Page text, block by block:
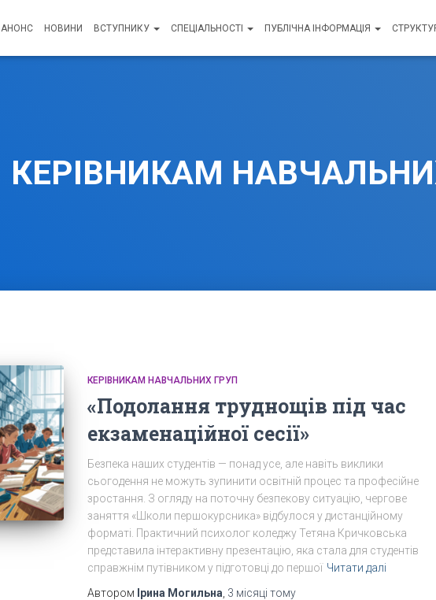
АНОНС НОВИНИ ВСТУПНИКУ СПЕЦІАЛЬНОСТІ ПУБЛІЧНА ІНФОРМАЦІЯ
КЕРІВНИКАМ
КЕРІВНИКАМ НАВЧАЛЬНИХ ГРУП
«Подолання труднощів під час
екзаменаційної сесії»
Безпека наших студентів — понад усе, але навіть виклики
сьогодення не можуть зупинити освітній процес та професійне
зростання. З огляду на поточну безпекову ситуацію, чергове
заняття «Школи першокурсника» відбулося у дистанційному
форматі. Практичний психолог коледжу Тетяна Кричковська
представила інтерактивну презентацію, яка стала для студентів
справжнім путівником у підготовці до першої Читати далі
Автором Ірина Могильна 3 місяці тому